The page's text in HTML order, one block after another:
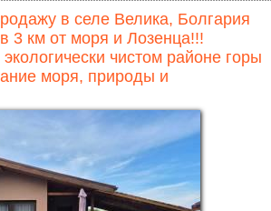
в селе Велика, Болгария
3 км от моря и Лозенца!!!
чистом районе горы
моря, природы и